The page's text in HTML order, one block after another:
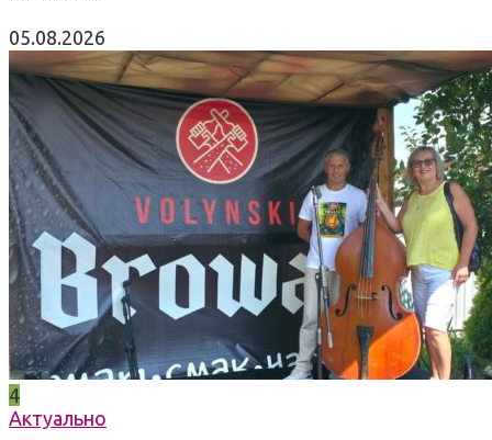
05.08.2026
4
Актуально